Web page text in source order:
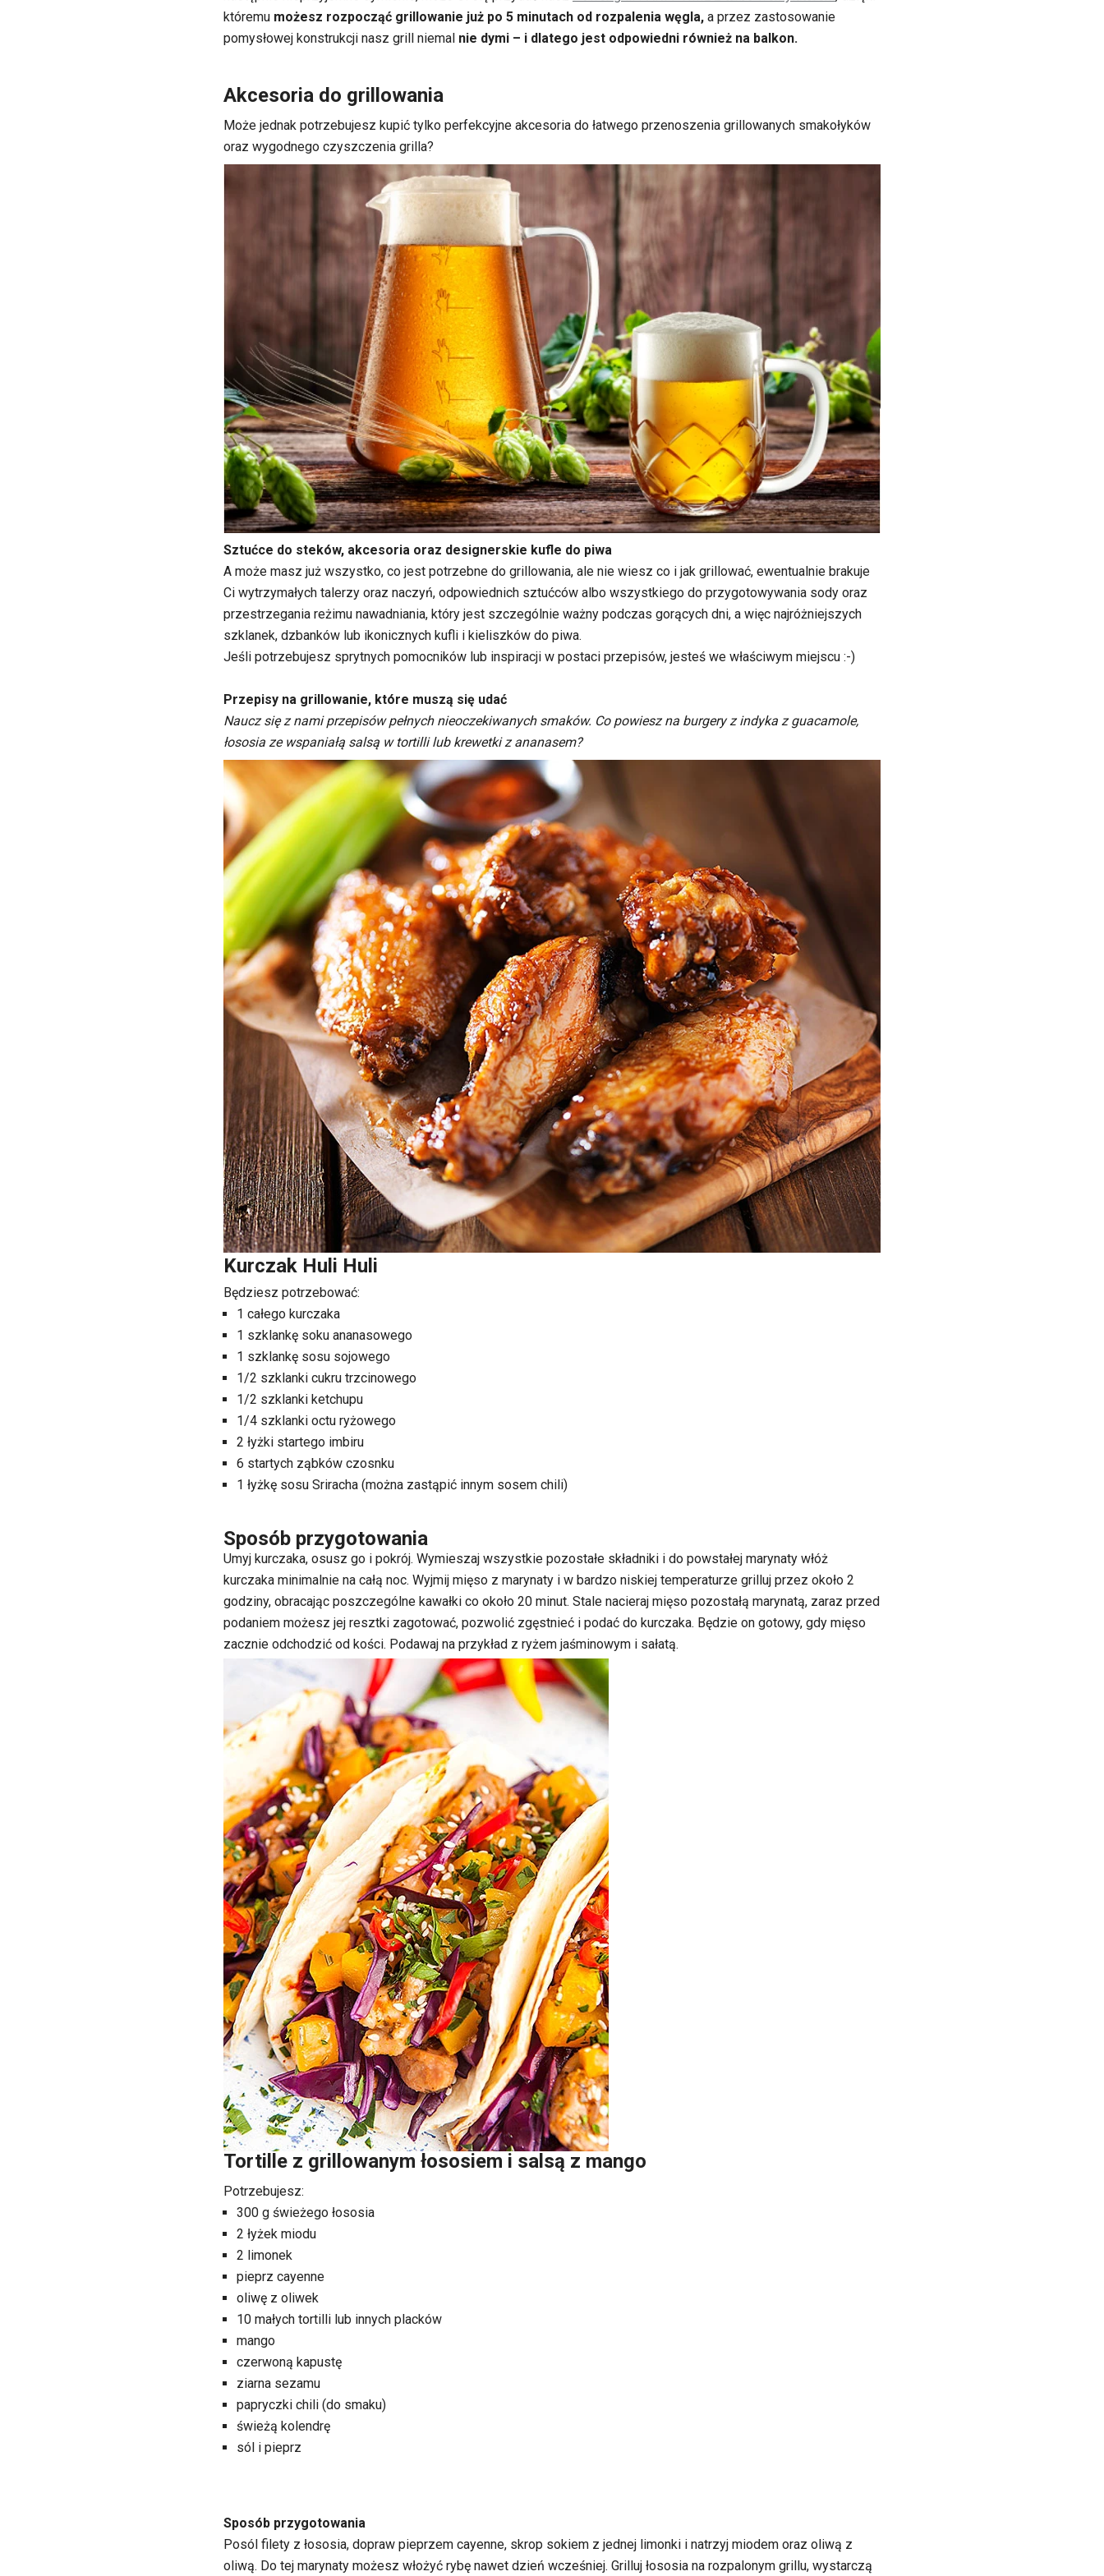
któremu możesz rozpocząć grillowanie już po 5 minutach od rozpalenia węgla, a przez zastosowanie
pomysłowej konstrukcji nasz grill niemal nie dymi – i dlatego jest odpowiedni również na balkon.
Akcesoria do grillowania
Może jednak potrzebujesz kupić tylko perfekcyjne akcesoria do łatwego przenoszenia grillowanych smakołyków
oraz wygodnego czyszczenia grilla?
Sztućce do steków, akcesoria oraz designerskie kufle do piwa
A może masz już wszystko, co jest potrzebne do grillowania, ale nie wiesz co i jak grillować, ewentualnie brakuje
Ci wytrzymałych talerzy oraz naczyń, odpowiednich sztućców albo wszystkiego do przygotowywania sody oraz
przestrzegania reżimu nawadniania, który jest szczególnie ważny podczas gorących dni, a więc najróżniejszych
szklanek, dzbanków lub ikonicznych kufli i kieliszków do piwa.
Jeśli potrzebujesz sprytnych pomocników lub inspiracji w postaci przepisów, jesteś we właściwym miejscu :-)
Przepisy na grillowanie, które muszą się udać
Naucz się z nami przepisów pełnych nieoczekiwanych smaków. Co powiesz na burgery z indyka z guacamole,
łososia ze wspaniałą salsą w tortilli lub krewetki z ananasem?
Kurczak Huli Huli
Będziesz potrzebować:
1 całego kurczaka
1 szklankę soku ananasowego
1 szklankę sosu sojowego
1/2 szklanki cukru trzcinowego
1/2 szklanki ketchupu
1/4 szklanki octu ryżowego
2 łyżki startego imbiru
6 startych ząbków czosnku
1 łyżkę sosu Sriracha (można zastąpić innym sosem chili)
Sposób przygotowania
Umyj kurczaka, osusz go i pokrój. Wymieszaj wszystkie pozostałe składniki i do powstałej marynaty włóż
kurczaka minimalnie na całą noc. Wyjmij mięso z marynaty i w bardzo niskiej temperaturze grilluj przez około 2
godziny, obracając poszczególne kawałki co około 20 minut. Stale nacieraj mięso pozostałą marynatą, zaraz przed
podaniem możesz jej resztki zagotować, pozwolić zgęstnieć i podać do kurczaka. Będzie on gotowy, gdy mięso
zacznie odchodzić od kości. Podawaj na przykład z ryżem jaśminowym i sałatą.
Tortille z grillowanym łososiem i salsą z mango
Potrzebujesz:
300 g świeżego łososia
2 łyżek miodu
2 limonek
pieprz cayenne
oliwę z oliwek
10 małych tortilli lub innych placków
mango
czerwoną kapustę
ziarna sezamu
papryczki chili (do smaku)
świeżą kolendrę
sól i pieprz
Sposób przygotowania
Posól filety z łososia, dopraw pieprzem cayenne, skrop sokiem z jednej limonki i natrzyj miodem oraz oliwą z
oliwą. Do tej marynaty możesz włożyć rybę nawet dzień wcześniej. Grilluj łososia na rozpalonym grillu, wystarczą